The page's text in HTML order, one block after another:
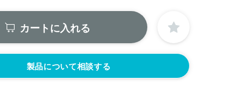
カートに入れる
製品について相談する